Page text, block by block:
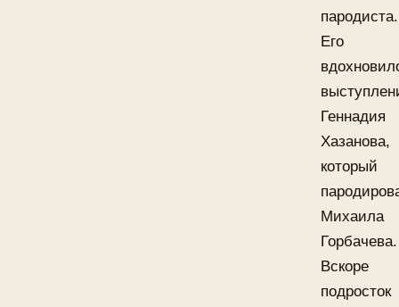
пародиста.
Его
Геннадия
Хазанова,
который
Михаила
Горбачева.
Вскоре
подросток